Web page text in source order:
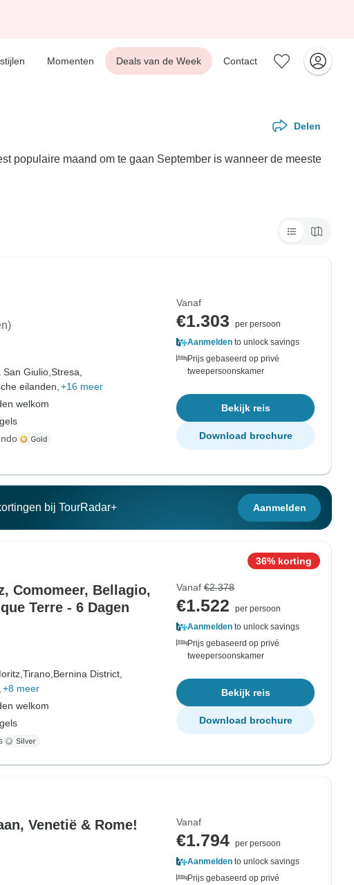
Momenten Deals van de Week Contact
Delen
populaire maand om te gaan September is wanneer de meeste
San Giulio, Stresa,
eilanden, +16 meer
welkom
Vanaf
€1.303
per persoon
Aanmelden to unlock savings
Prijs gebaseerd op privé
tweepersoonskamer
Bekijk reis
Download brochure
bij TourRadar+ Aanmelden
Comomeer, Bellagio,
Terre - 6 Dagen
Tirano, Bernina District,
+8 meer
welkom
36% korting
Vanaf €2.378
€1.522
per persoon
Aanmelden to unlock savings
Prijs gebaseerd op privé
tweepersoonskamer
Bekijk reis
Download brochure
Venetië & Rome! Vanaf
€1.794 per persoon
Aanmelden to unlock savings
Prijs gebaseerd op privé